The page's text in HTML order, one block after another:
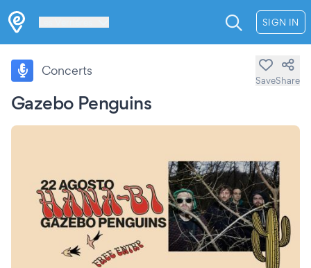
SIGN IN
Gazebo Penguins
Concerts
SaveShare